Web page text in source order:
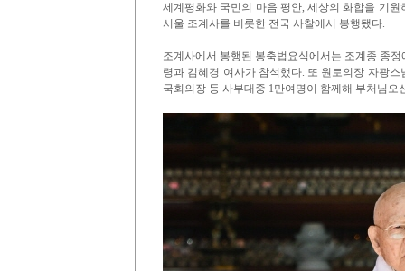
세계평화와 국민의 마음 평안, 세상의 화합을 기
서울 조계사를 비롯한 전국 사찰에서 봉행됐다.
조계사에서 봉행된 봉축법요식에서는 조계종 종
령과 김혜경 여사가 참석했다. 또 원로의장 자광
국회의장 등 사부대중 1만여명이 함께해 부처님오